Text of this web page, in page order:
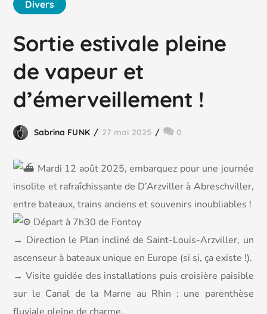
Divers
Sortie estivale pleine
de vapeur et
d’émerveillement !
Sabrina FUNK 27 mai 2025 0
Mardi 12 août 2025, embarquez pour une journée
insolite et rafraîchissante de D’Arzviller à Abreschviller,
entre bateaux, trains anciens et souvenirs inoubliables !
Départ à 7h30 de Fontoy
→ Direction le Plan incliné de Saint-Louis-Arzviller, un
ascenseur à bateaux unique en Europe (si si, ça existe !).
→ Visite guidée des installations puis croisière paisible
sur le Canal de la Marne au Rhin : une parenthèse